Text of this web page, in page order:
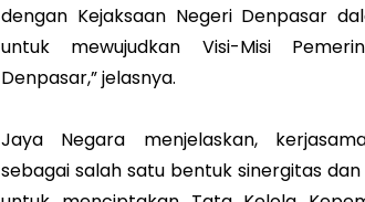
dengan Kejaksaan Negeri Denpasar
untuk mewujudkan Visi-Misi
Denpasar,” jelasnya.
Jaya Negara menjelaskan,
sebagai salah satu bentuk sinergitas